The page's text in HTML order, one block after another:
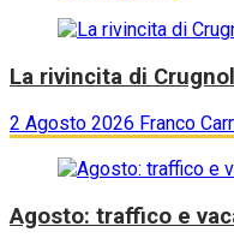
La rivincita di
2 Agosto 2026 Franco
Agosto: traffico e